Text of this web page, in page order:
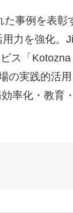
事例を表彰
力を強化。
ス「Kotozna
実践的活用
率化・教育